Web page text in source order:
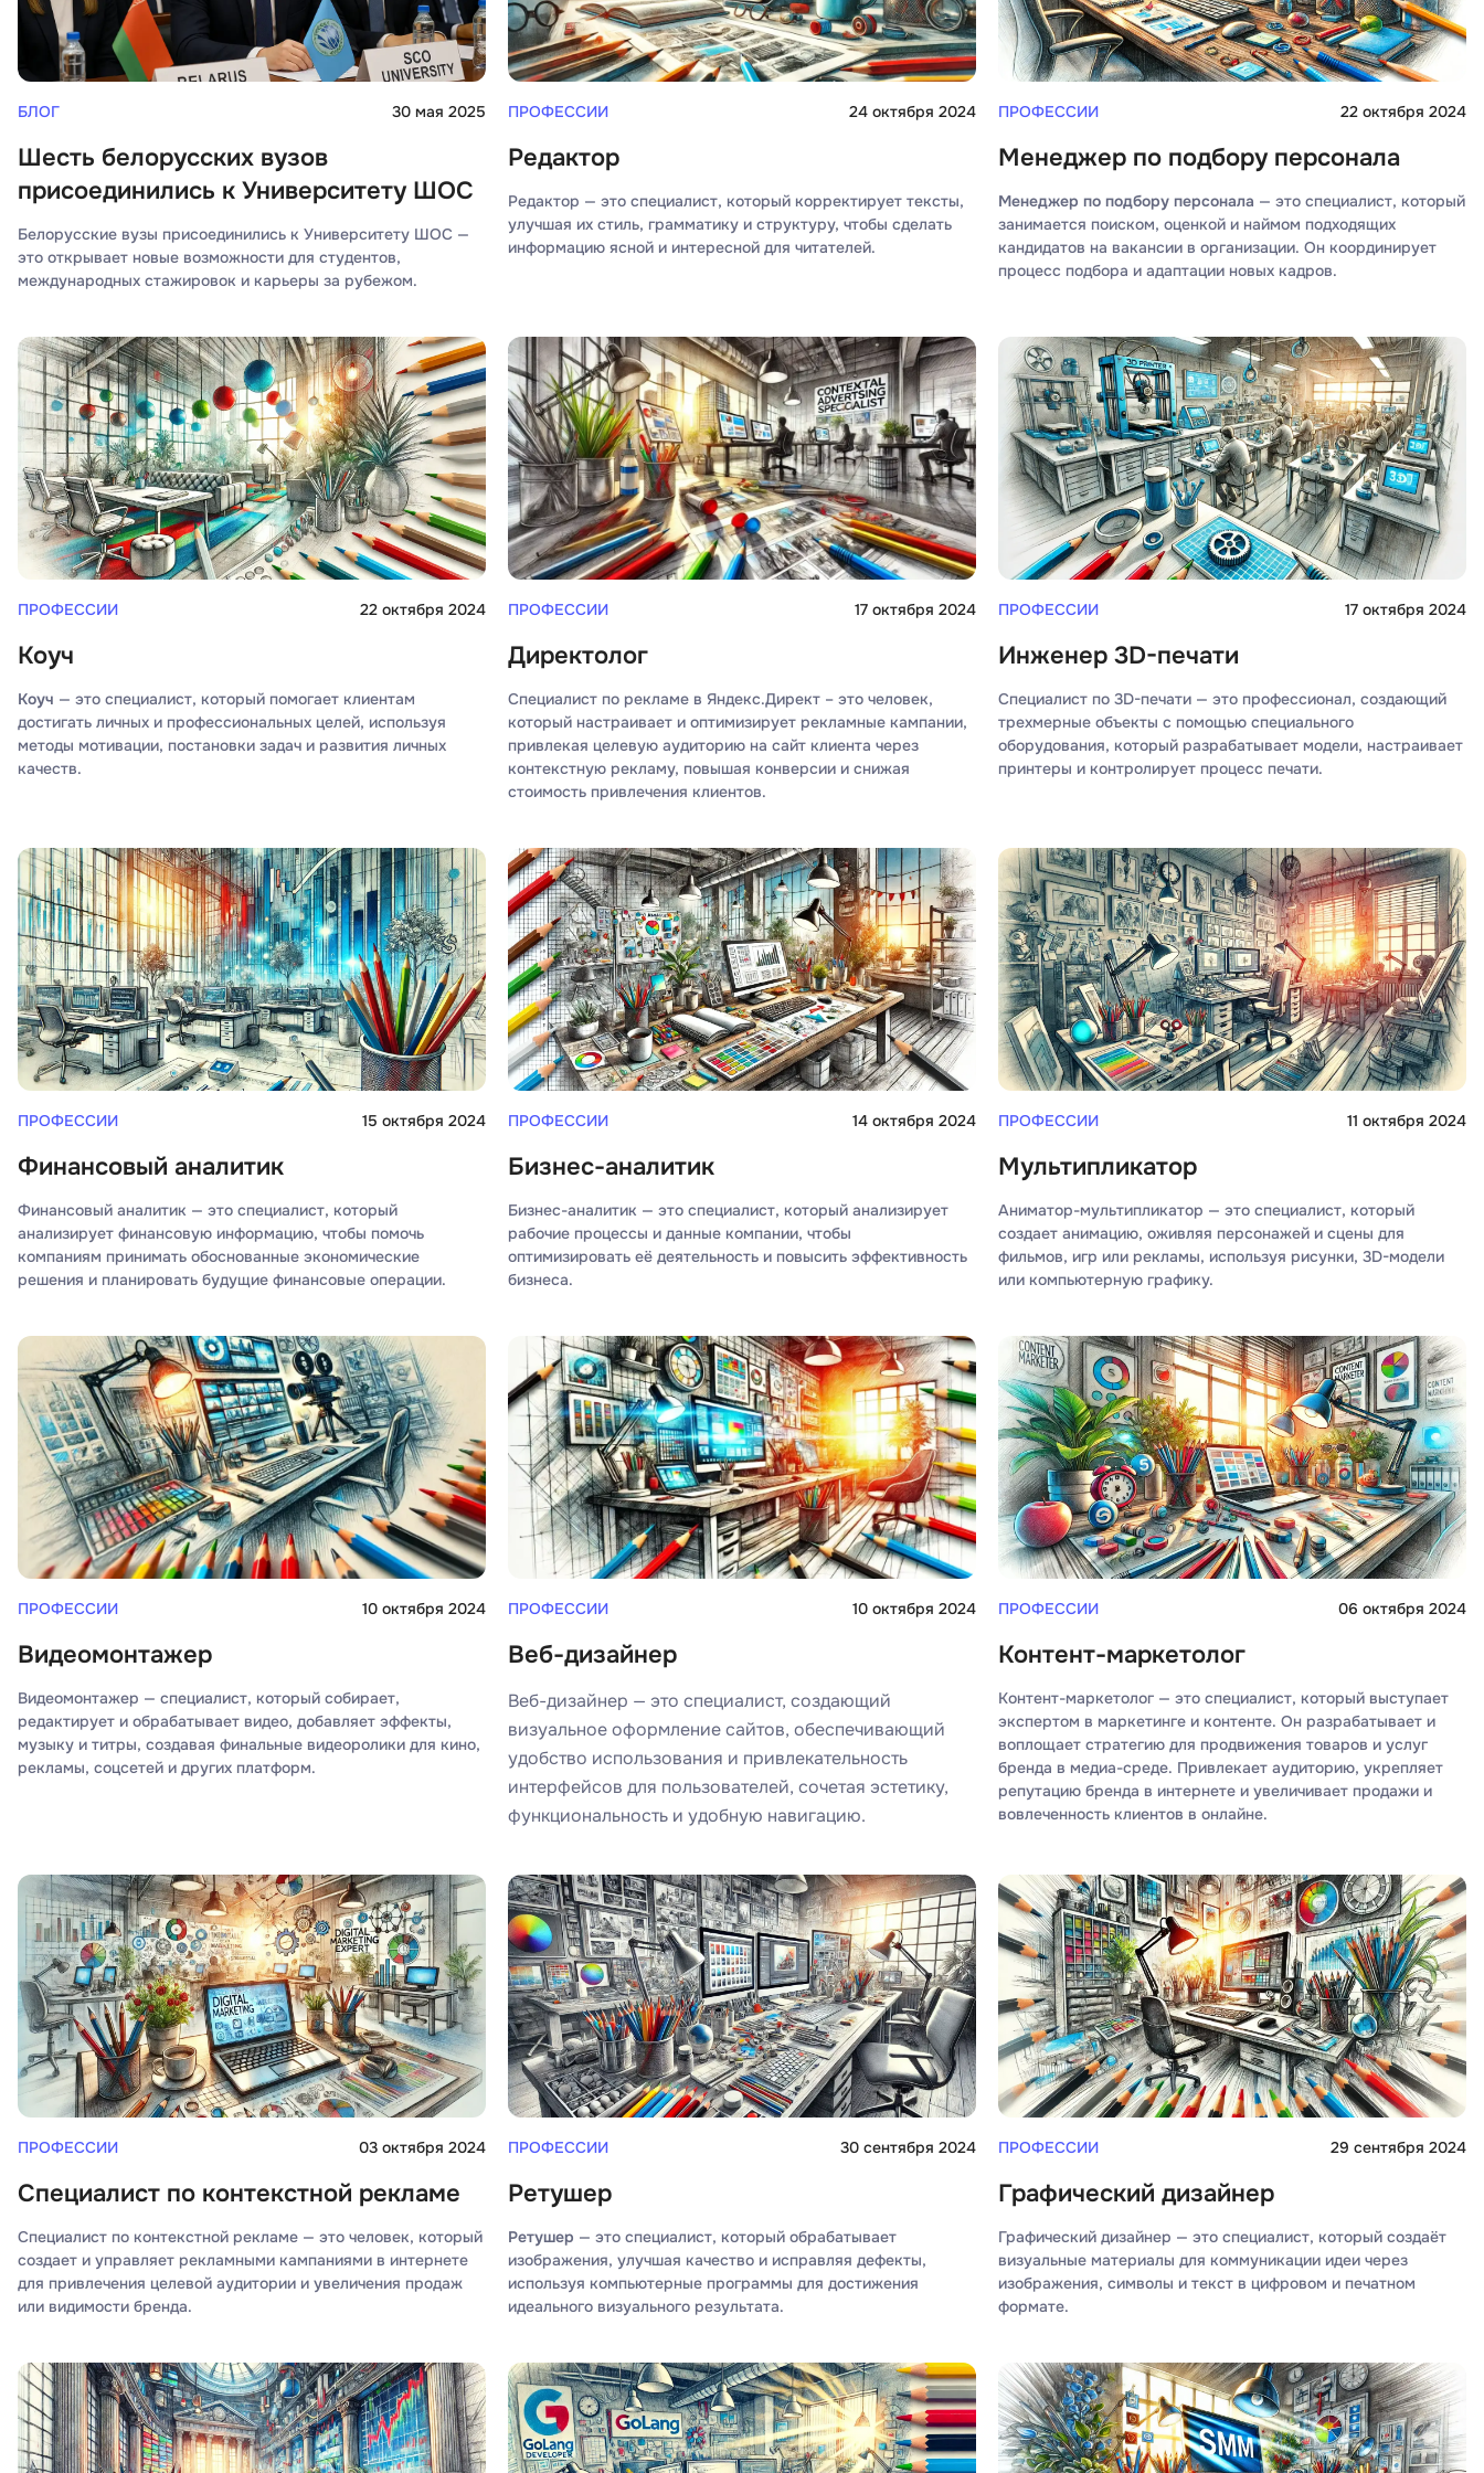
БЛОГ 30 мая 2025
Шесть белорусских вузов
присоединились к Университету ШОС
Белорусские вузы присоединились к Университету ШОС —
это открывает новые возможности для студентов,
международных стажировок и карьеры за рубежом.
ПРОФЕССИИ 24 октября 2024
Редактор
Редактор — это специалист, который корректирует тексты,
улучшая их стиль, грамматику и структуру, чтобы сделать
информацию ясной и интересной для читателей.
ПРОФЕССИИ 22 октября 2024
Менеджер по подбору персонала
Менеджер по подбору персонала — это специалист, который
занимается поиском, оценкой и наймом подходящих
кандидатов на вакансии в организации. Он координирует
процесс подбора и адаптации новых кадров.
ПРОФЕССИИ 22 октября 2024
Коуч
Коуч — это специалист, который помогает клиентам
достигать личных и профессиональных целей, используя
методы мотивации, постановки задач и развития личных
качеств.
ПРОФЕССИИ 17 октября 2024
Директолог
Специалист по рекламе в Яндекс.Директ – это человек,
который настраивает и оптимизирует рекламные кампании,
привлекая целевую аудиторию на сайт клиента через
контекстную рекламу, повышая конверсии и снижая
стоимость привлечения клиентов.
ПРОФЕССИИ 17 октября 2024
Инженер 3D-печати
Специалист по 3D-печати — это профессионал, создающий
трехмерные объекты с помощью специального
оборудования, который разрабатывает модели, настраивает
принтеры и контролирует процесс печати.
ПРОФЕССИИ 15 октября 2024
Финансовый аналитик
Финансовый аналитик — это специалист, который
анализирует финансовую информацию, чтобы помочь
компаниям принимать обоснованные экономические
решения и планировать будущие финансовые операции.
ПРОФЕССИИ 14 октября 2024
Бизнес-аналитик
Бизнес-аналитик — это специалист, который анализирует
рабочие процессы и данные компании, чтобы
оптимизировать её деятельность и повысить эффективность
бизнеса.
ПРОФЕССИИ 11 октября 2024
Мультипликатор
Аниматор-мультипликатор — это специалист, который
создает анимацию, оживляя персонажей и сцены для
фильмов, игр или рекламы, используя рисунки, 3D-модели
или компьютерную графику.
ПРОФЕССИИ 10 октября 2024
Видеомонтажер
Видеомонтажер — специалист, который собирает,
редактирует и обрабатывает видео, добавляет эффекты,
музыку и титры, создавая финальные видеоролики для кино,
рекламы, соцсетей и других платформ.
ПРОФЕССИИ 10 октября 2024
Веб-дизайнер
Веб-дизайнер — это специалист, создающий
визуальное оформление сайтов, обеспечивающий
удобство использования и привлекательность
интерфейсов для пользователей, сочетая эстетику,
функциональность и удобную навигацию.
ПРОФЕССИИ 06 октября 2024
Контент-маркетолог
Контент-маркетолог — это специалист, который выступает
экспертом в маркетинге и контенте. Он разрабатывает и
воплощает стратегию для продвижения товаров и услуг
бренда в медиа-среде. Привлекает аудиторию, укрепляет
репутацию бренда в интернете и увеличивает продажи и
вовлеченность клиентов в онлайне.
ПРОФЕССИИ 03 октября 2024
Специалист по контекстной рекламе
Специалист по контекстной рекламе — это человек, который
создает и управляет рекламными кампаниями в интернете
для привлечения целевой аудитории и увеличения продаж
или видимости бренда.
ПРОФЕССИИ 30 сентября 2024
Ретушер
Ретушер — это специалист, который обрабатывает
изображения, улучшая качество и исправляя дефекты,
используя компьютерные программы для достижения
идеального визуального результата.
ПРОФЕССИИ 29 сентября 2024
Графический дизайнер
Графический дизайнер — это специалист, который создаёт
визуальные материалы для коммуникации идеи через
изображения, символы и текст в цифровом и печатном
формате.
Drupal
E
Elasticsearch
F
FastAPI
Flask
G
GitLab
Godot
Groovy
H
Hadoop
I
IoT
J
Java-разработка
JavaScript-разработка
Jenkins
Jira
Joomla
K
Kubernetes
L
MODX
MS SQL
Microsoft Azure
Selenium
Solidity
T
Tilda
UML
V
VMware
VR/AR-разработка
Visual Studio Code
W
X
XML
Z
Zabbix
i
iOS разработка
j
Автоматизация тестирования
Администрирование
PostgreSQL
Администрирование Windows
данных
Архитектор ПО
Разработка мобильных
приложений
Разработка на языке C и C++
Разработка на языке Swift
Реверс инжиниринг
Робототехника для взрослых
С
Сетевое администрирование
Сетевой инженер
Создание интернет магазина
Создание сайтов
Создание чат-ботов
Управление дронами
Управление разработкой и IT
Фреймворк Angular
Фреймворк Django
Фреймворк Flutter
Фреймворк Laravel
Фреймворк Node.js
Фреймворк ReactJS
Фреймворк Spring
Фреймворк Symfony
Хранилища данных
Я